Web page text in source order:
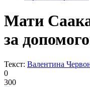
Мати
за
Текст: Валентина
0
300